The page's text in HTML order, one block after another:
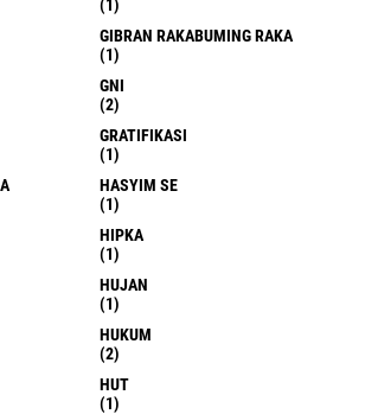
(1)
GIBRAN RAKABUMING RAKA
(1)
GNI
(2)
GRATIFIKASI
(1)
HASYIM SE
(1)
HIPKA
(1)
HUJAN
(1)
HUKUM
(2)
HUT
(1)